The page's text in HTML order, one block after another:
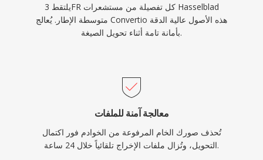
يلتقط 3FR كل تفصيلة من مستشعرات Hasselblad
متوسطة الإطار. يُعالج Convertio هذه الأصول عالية الدقة
بأمانة تامة أثناء تحويل الصيغة.
معالجة آمنة للملفات
تُحذف صورك الخام المرفوعة من الخوادم فور اكتمال
التحويل، وتُزال ملفات الإخراج تلقائياً خلال 24 ساعة.